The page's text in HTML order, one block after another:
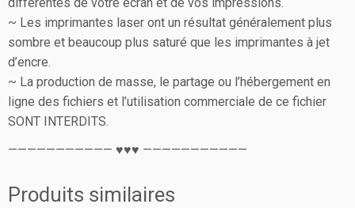
~ Les imprimantes laser ont un résultat généralement plus
sombre et beaucoup plus saturé que les imprimantes à jet
d’encre.
~ La production de masse, le partage ou l’hébergement en
ligne des fichiers et l’utilisation commerciale de ce fichier
SONT INTERDITS.
——————————— ♥♥♥ ———————————
Produits similaires